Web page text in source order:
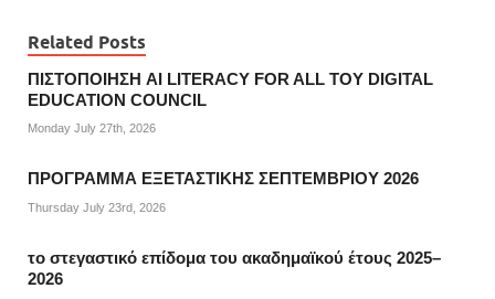
Related Posts
ΠΙΣΤΟΠΟΙΗΣΗ AI LITERACY FOR ALL ΤΟΥ DIGITAL
EDUCATION COUNCIL
Monday July 27th, 2026
ΠΡΟΓΡΑΜΜΑ ΕΞΕΤΑΣΤΙΚΗΣ ΣΕΠΤΕΜΒΡΙΟΥ 2026
Thursday July 23rd, 2026
το στεγαστικό επίδομα του ακαδημαϊκού έτους 2025–
2026